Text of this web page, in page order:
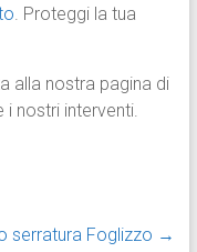
. Proteggi la tua
alla nostra pagina di
i nostri interventi.
serratura Foglizzo →